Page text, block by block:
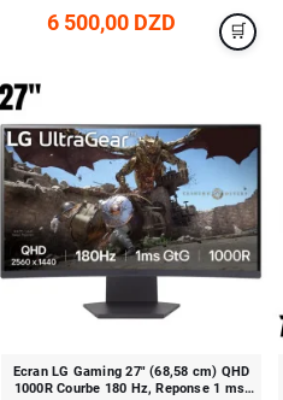
6 500,00 DZD
Ecran LG Gaming 27" (68,58 cm) QHD
1000R Courbe 180 Hz, Reponse 1 ms,